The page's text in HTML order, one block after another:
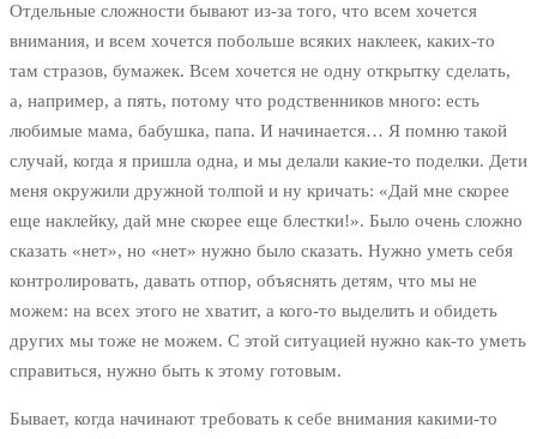
Отдельные сложности бывают из-за того, что всем хочется
внимания, и всем хочется побольше всяких наклеек, каких-то
там стразов, бумажек. Всем хочется не одну открытку сделать,
а, например, а пять, потому что родственников много: есть
любимые мама, бабушка, папа. И начинается… Я помню такой
случай, когда я пришла одна, и мы делали какие-то поделки. Дети
меня окружили дружной толпой и ну кричать: «Дай мне скорее
еще наклейку, дай мне скорее еще блестки!». Было очень сложно
сказать «нет», но «нет» нужно было сказать. Нужно уметь себя
контролировать, давать отпор, объяснять детям, что мы не
можем: на всех этого не хватит, а кого-то выделить и обидеть
других мы тоже не можем. С этой ситуацией нужно как-то уметь
справиться, нужно быть к этому готовым.
Бывает, когда начинают требовать к себе внимания какими-то